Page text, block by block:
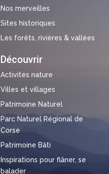
Nos merveilles
Sites historiques
Les forêts, rivières & vallées
Découvrir
Activités nature
Villes et villages
Patrimoine Naturel
Parc Naturel Régional de
Corse
Patrimoine Bâti
Inspirations pour flâner, se
balader